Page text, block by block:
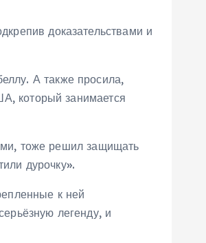
доказательствами и
А также просила,
который занимается
тоже решил защищать
дурочку».
к ней
легенду, и